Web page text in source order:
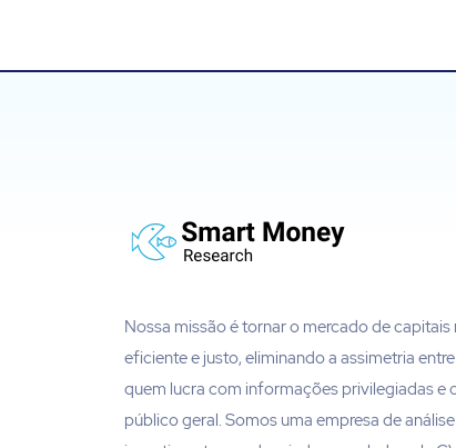
Nossa missão é tornar o mercado de capitais
eficiente e justo, eliminando a assimetria entre
quem lucra com informações privilegiadas e
público geral. Somos uma empresa de